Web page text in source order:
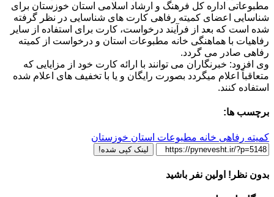
مطبوعاتی اداره کل فرهنگ و ارشاد اسلامی استان خوزستان برای
شناسایی اعضای کمیته رفاهی کارت های شناسایی در نظر گرفته
شده است که بعد از فرآیند درخواست، کارت برای استفاده از سایر
رفاهیات با هماهنگی خانه مطبوعات استان و درخواست از کمیته
رفاهی صادر می گردد.
وی افزود: خبرنگاران می توانند با ارائه کارت خود از مزایایی که
متعاقباً اعلام میگردد بصورت رایگان و یا با تخفیف های اعلام شده
استفاده کنند.
برچسب ها:
کمیته رفاهی خانه مطبوعات استان خوزستان
لینک کپی شده!
بدون نظر! اولین نفر باشید